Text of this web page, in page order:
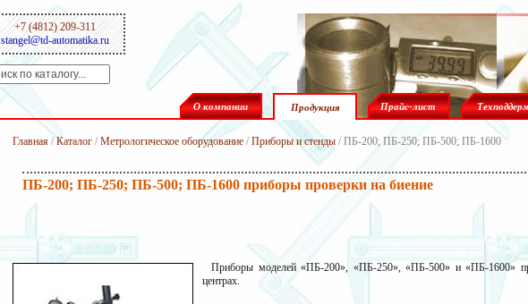
+7 (4812) 209-311
stangel@td-automatika.ru
О компании Продукция Прайс-лист
Главная /Каталог / Метрологическое оборудование / Приборы и стенды / ПБ-200; ПБ-250; ПБ-500; ПБ-1600
ПБ-200; ПБ-250; ПБ-500; ПБ-1600 приборы проверки на биение
Приборы моделей «ПБ-200», «ПБ-250», «ПБ-500» и «ПБ-1600»
центрах.